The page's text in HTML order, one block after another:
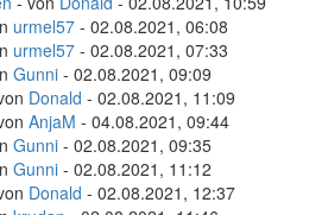
urmel57 - 02.08.2021, 06:08
urmel57 - 02.08.2021, 07:33
Gunni - 02.08.2021, 09:09
Donald - 02.08.2021, 11:09
AnjaM - 04.08.2021, 09:44
Gunni - 02.08.2021, 09:35
Gunni - 02.08.2021, 11:12
Donald - 02.08.2021, 12:37